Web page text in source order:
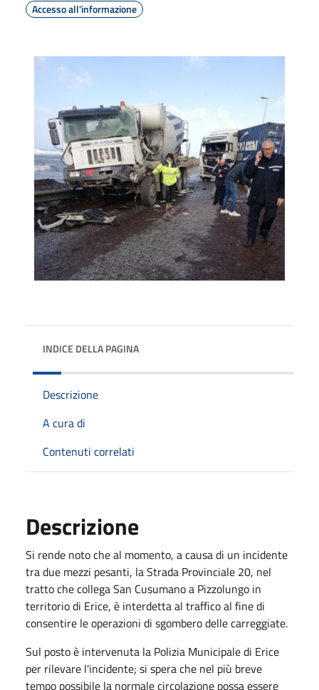
Accesso all'informazione
INDICE DELLA PAGINA
Descrizione
A cura di
Contenuti correlati
Descrizione
Si rende noto che al momento, a causa di un incidente
tra due mezzi pesanti, la Strada Provinciale 20, nel
tratto che collega San Cusumano a Pizzolungo in
territorio di Erice, è interdetta al traffico al fine di
consentire le operazioni di sgombero delle carreggiate.
Sul posto è intervenuta la Polizia Municipale di Erice
per rilevare l'incidente; si spera che nel più breve
tempo possibile la normale circolazione possa essere